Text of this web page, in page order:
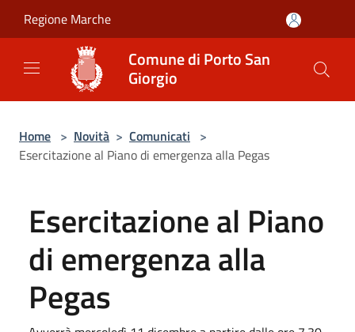
Regione Marche
Comune di Porto San
Giorgio
Home > Novità > Comunicati >
Esercitazione al Piano di emergenza alla Pegas
Esercitazione al Piano
di emergenza alla
Pegas